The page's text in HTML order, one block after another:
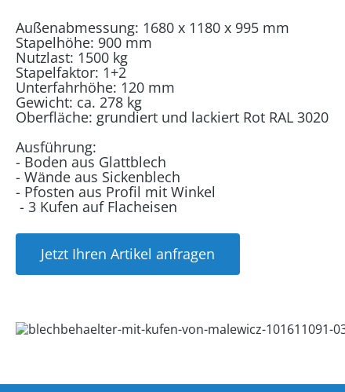
Außenabmessung: 1680 x 1180 x 995 mm
Stapelhöhe: 900 mm
Nutzlast: 1500 kg
Stapelfaktor: 1+2
Unterfahrhöhe: 120 mm
Gewicht: ca. 278 kg
Oberfläche: grundiert und lackiert Rot RAL 3020
Ausführung:
- Boden aus Glattblech
- Wände aus Sickenblech
- Pfosten aus Profil mit Winkel
- 3 Kufen auf Flacheisen
Jetzt Ihren Artikel anfragen